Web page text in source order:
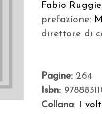
Fabio
prefazione:
direttore di
Pagine: 264
Isbn:
Collana: I